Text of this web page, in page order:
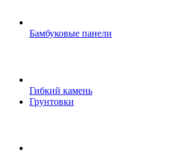
Бамбуковые панели
Гибкий камень
Грунтовки